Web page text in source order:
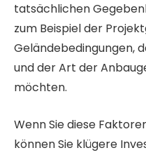
tatsächlichen
zum Beispiel der
Geländebedingungen,
und der Art der
möchten.
Wenn Sie diese
können Sie klügere